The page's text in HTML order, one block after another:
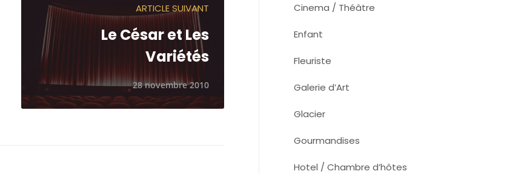
ARTICLE SUIVANT
Le César et Les
Variétés
28 novembre 2010
Cinema / Théâtre
Enfant
Fleuriste
Galerie d’Art
Glacier
Gourmandises
Hotel / Chambre d’hôtes